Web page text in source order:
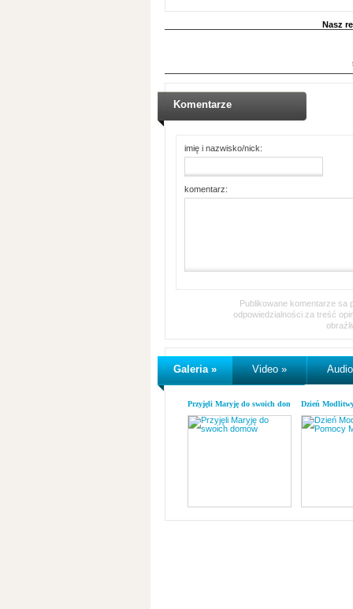
Nasz
Komentarze
imię i nazwisko/nick:
komentarz:
Publikowane komentarze sa
odpowiedzialności za treść
Galeria » Video »
Przyjęli Maryję do swoich domówDzień